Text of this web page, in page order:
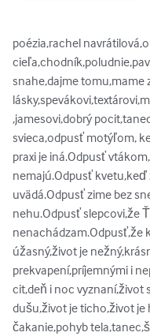
poézia,rachel
snahe,dajme tomu,mame
,jamesovi,dobrý
svieca,odpusť motýľom,
praxi je iná.Odpusť
nemajú.Odpusť
uvädá.Odpusť zime bez
nehu.Odpusť slepcovi,že
nenachádzam.Odpusť,že
úžasný,život je
prekvapení,príjemnými i
cit,deň i noc vyznaní,život
dušu,život je ticho,život je
čakanie,pohyb